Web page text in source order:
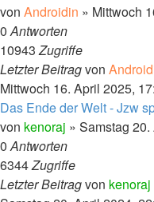
von Androidin » Mittwoch
0Antworten
10943Zugriffe
Letzter Beitragvon
Mittwoch 16. April 2025,
Das Ende der Welt - Jzw
von kenoraj » Samstag
0Antworten
6344Zugriffe
Letzter Beitragvon kenoraj